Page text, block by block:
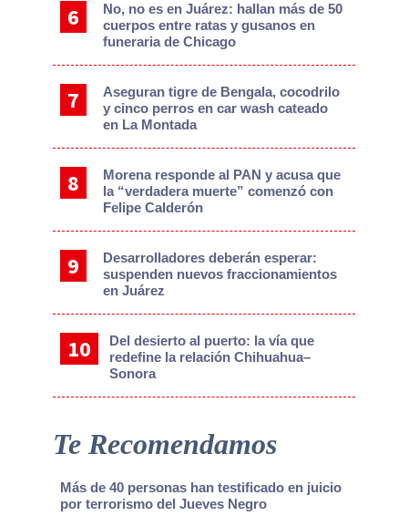
No, no es en Juárez: hallan más de 50
cuerpos entre ratas y gusanos en
funeraria de Chicago
Aseguran tigre de Bengala, cocodrilo
y cinco perros en car wash cateado
en La Montada
Morena responde al PAN y acusa que
la “verdadera muerte” comenzó con
Felipe Calderón
Desarrolladores deberán esperar:
suspenden nuevos fraccionamientos
en Juárez
Del desierto al puerto: la vía que
redefine la relación Chihuahua–
Sonora
Te Recomendamos
Más de 40 personas han testificado en juicio
por terrorismo del Jueves Negro